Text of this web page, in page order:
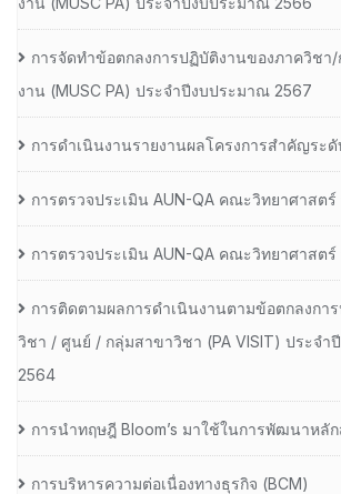
การจัดทำข้อตกลงการปฏิบัติงานของภาควิช
งาน (MUSC PA) ประจำปีงบประมาณ 2567
การดำเนินงานรายงานผลโครงการสำคัญระ
การตรวจประเมิน AUN-QA คณะวิทยาศาสต
การตรวจประเมิน AUN-QA คณะวิทยาศาสต
การติดตามผลการดำเนินงานตามข้อตกลงกา
วิชา / ศูนย์ / กลุ่มสาขาวิชา (PA VISIT) ประจำ
2564
การนำทฤษฎี Bloom’s มาใช้ในการพัฒนาหลั
การบริหารความต่อเนื่องทางธุรกิจ (BCM)